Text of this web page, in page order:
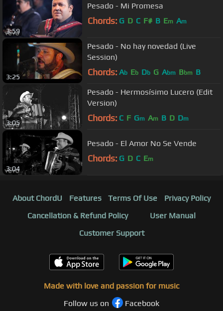
3:59
Pesado - Mi Promesa
Chords: G D C F# B Em Am
3:25
Pesado - No hay novedad (Live
Session)
Chords: Ab Eb Db G Abm Bbm B
3:05
Pesado - Hermosísimo Lucero (Edit
Version)
Chords: C F Gm Am B D Dm
3:04
Pesado - El Amor No Se Vende
Chords: G D C Em
About ChordU Features Terms Of Use
Privacy Policy
Cancellation & Refund Policy
User Manual
Customer Support
Made with love and passion for music
Follow us on
Facebook